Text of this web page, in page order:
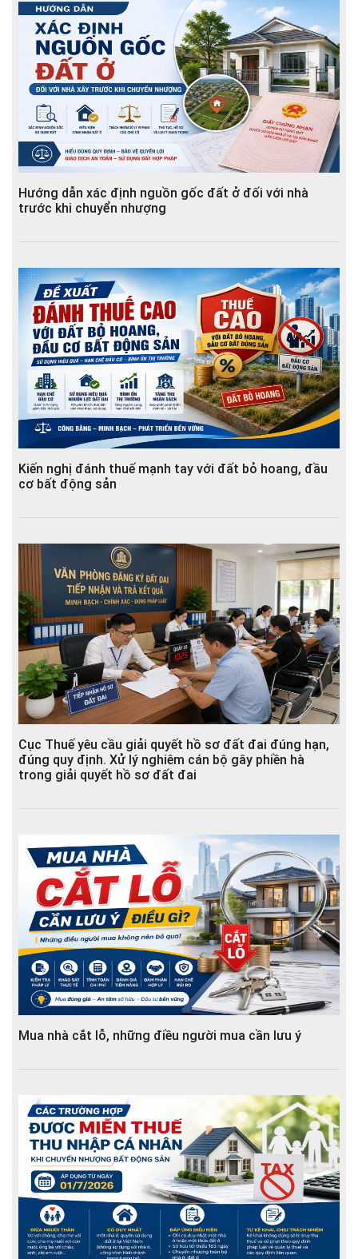
Hướng dẫn xác định nguồn gốc đất ở đối với nhà
trước khi chuyển nhượng
Kiến nghị đánh thuế mạnh tay với đất bỏ hoang, đầu
cơ bất động sản
Cục Thuế yêu cầu giải quyết hồ sơ đất đai đúng hạn,
đúng quy định. Xử lý nghiêm cán bộ gây phiền hà
trong giải quyết hồ sơ đất đai
Mua nhà cắt lỗ, những điều người mua cần lưu ý